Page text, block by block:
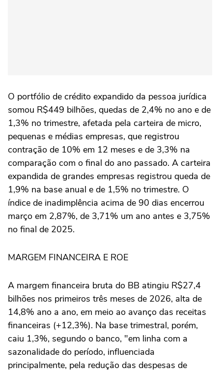
O portfólio de crédito expandido da pessoa jurídica
somou R$449 bilhões, quedas de 2,4% no ano e de
1,3% no trimestre, afetada pela carteira de micro,
pequenas e médias empresas, que registrou
contração de 10% em 12 meses e de 3,3% na
comparação com o final do ano passado. A carteira
expandida de grandes ⁠empresas registrou queda de
1,9% na base anual e de 1,5% no trimestre. O
índice de inadimplência acima de 90 dias encerrou
março em 2,87%, de 3,71% um ano antes e 3,75%
no final de 2025.
MARGEM FINANCEIRA E ROE
A margem financeira bruta do BB atingiu R$27,4
bilhões nos primeiros três meses de 2026, alta de
14,8% ano a ano, em meio ao avanço das receitas
financeiras (+12,3%). Na base trimestral, porém,
caiu 1,3%, segundo o banco, "em linha com a
sazonalidade do período, influenciada
principalmente, pela redução das despesas de